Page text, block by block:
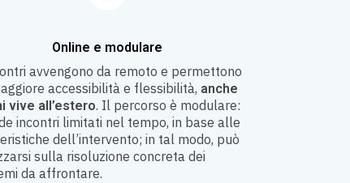
Online e modulare
avvengono da remoto e permettono
accessibilità e flessibilità, anche
vive all’estero. Il percorso è modulare:
incontri limitati nel tempo, in base alle
dell’intervento; in tal modo, può
sulla risoluzione concreta dei
da affrontare.